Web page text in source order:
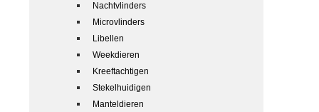
Nachtvlinders
Microvlinders
Libellen
Weekdieren
Kreeftachtigen
Stekelhuidigen
Manteldieren